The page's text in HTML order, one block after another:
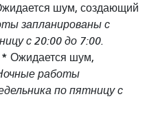
шум, создающий
запланированы с
с 20:00 до 7:00.
* Ожидается шум,
работы
по пятницу с